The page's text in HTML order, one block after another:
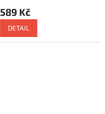
589 Kč
DETAIL